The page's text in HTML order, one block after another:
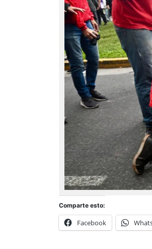
Comparte esto:
Facebook